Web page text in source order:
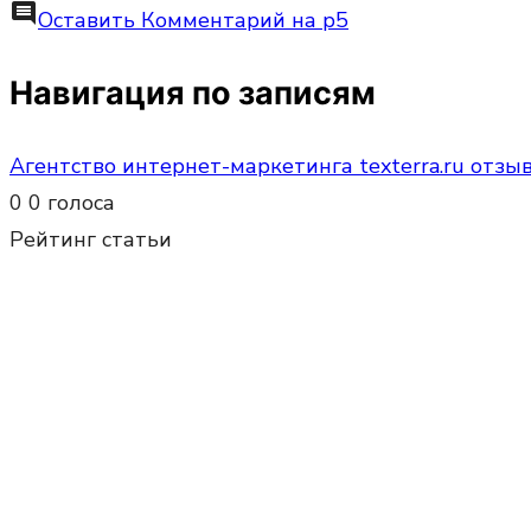
commentОставить Комментарий на p5
Навигация по записям
Агентство интернет-маркетинга texterra.ru
0 0 голоса
Рейтинг статьи